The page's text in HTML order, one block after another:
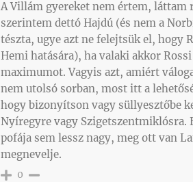
A Villám gyereket nem értem, láttam
szerintem dettó Hajdú (és nem a
tészta, ugye azt ne felejtsük el, hogy
Hemi hatására), ha valaki akkor
maximumot. Vagyis azt, amiért
nem utolsó sorban, most itt a
hogy bizonyítson vagy süllyesztőbe
Nyíregyre vagy Szigetszentmiklósra.
pofája sem lessz nagy, meg ott van
megnevelje.
0